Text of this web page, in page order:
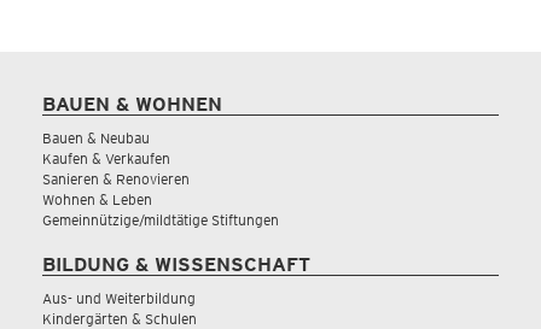
BAUEN & WOHNEN
Bauen & Neubau
Kaufen & Verkaufen
Sanieren & Renovieren
Wohnen & Leben
Gemeinnützige/mildtätige Stiftungen
BILDUNG & WISSENSCHAFT
Aus- und Weiterbildung
Kindergärten & Schulen